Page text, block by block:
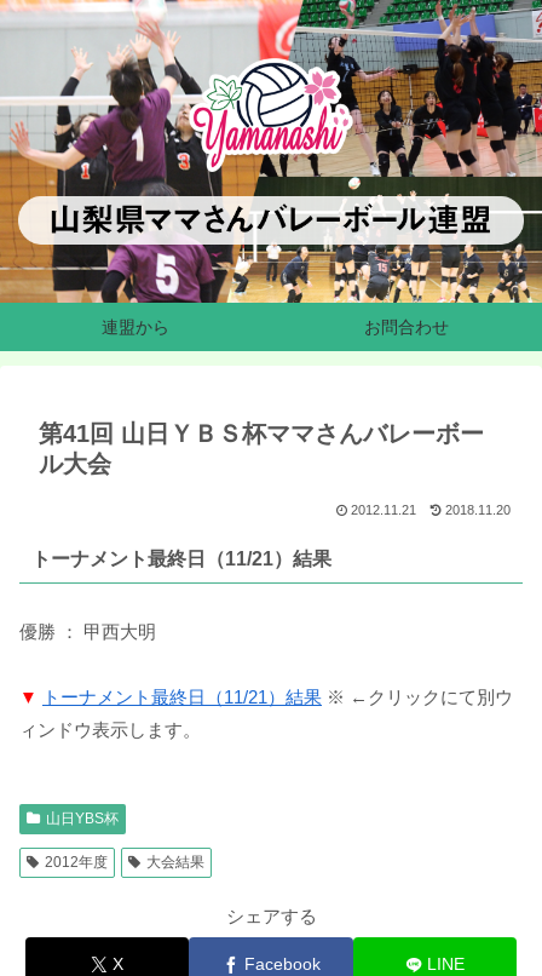
連盟から お問合わせ
第41回 山日ＹＢＳ杯ママさんバレーボー
ル大会
2012.11.21 2018.11.20
トーナメント最終日（11/21）結果
優勝 ： 甲西大明
▼ トーナメント最終日（11/21）結果 ※ ←クリックにて別ウ
ィンドウ表示します。
山日YBS杯
2012年度 大会結果
シェアする
X Facebook LINE